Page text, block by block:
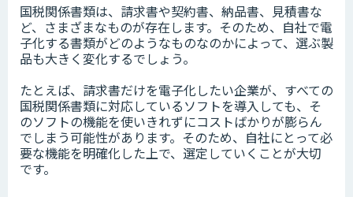
国税関係書類は、請求書や契約書、納品書、見積書な
ど、さまざまなものが存在します。そのため、自社で電
子化する書類がどのようなものなのかによって、選ぶ製
品も大きく変化するでしょう。
たとえば、請求書だけを電子化したい企業が、すべての
国税関係書類に対応しているソフトを導入しても、そ
のソフトの機能を使いきれずにコストばかりが膨らん
でしまう可能性があります。そのため、自社にとって必
要な機能を明確化した上で、選定していくことが大切
です。